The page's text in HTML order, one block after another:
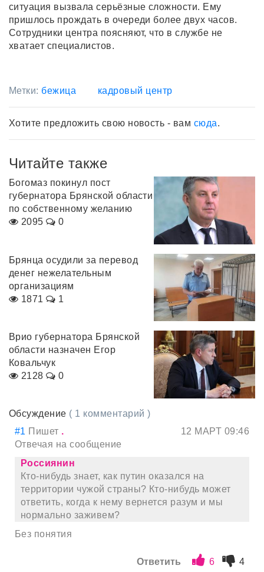
ситуация вызвала серьёзные сложности. Ему
пришлось прождать в очереди более двух часов.
Сотрудники центра поясняют, что в службе не
хватает специалистов.
Метки: бежица кадровый центр
Хотите предложить свою новость - вам сюда.
Читайте также
Богомаз покинул пост
губернатора Брянской области
по собственному желанию
2095
0
Брянца осудили за перевод
денег нежелательным
организациям
1871
1
Врио губернатора Брянской
области назначен Егор
Ковальчук
2128
0
Обсуждение ( 1 комментарий )
#1 Пишет .
12 МАРТ 09:46
Отвечая на сообщение
Россиянин
Кто-нибудь знает, как путин оказался на
территории чужой страны? Кто-нибудь может
ответить, когда к нему вернется разум и мы
нормально заживем?
Без понятия
Ответить 6 4